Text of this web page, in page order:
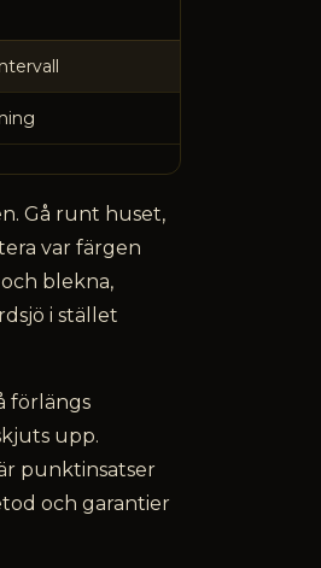
Gå runt huset,
var färgen
blekna,
i stället
förlängs
upp.
punktinsatser
och garantier